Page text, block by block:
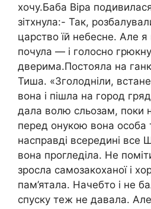
хочу.Баба Віра
зітхнула:- Так,
царство їй небесне. Але я
почула — і голосно
дверима.Постояла на
Тиша. «Зголодніли,
вона і пішла на город
дала волю сльозам, поки
перед онукою вона особа
насправді всередині
вона прогледіла. Не
зросла самозакоханої і
пам’ятала. Начебто і не
спуску теж не давала.